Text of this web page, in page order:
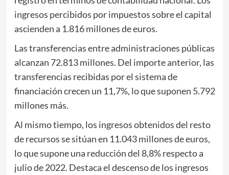
ingresos percibidos por impuestos sobre el capital
ascienden a 1.816 millones de euros.
Las transferencias entre administraciones públicas
alcanzan 72.813 millones. Del importe anterior, las
transferencias recibidas por el sistema de
financiación crecen un 11,7%, lo que suponen 5.792
millones más.
Al mismo tiempo, los ingresos obtenidos del resto
de recursos se sitúan en 11.043 millones de euros,
lo que supone una reducción del 8,8% respecto a
julio de 2022. Destaca el descenso de los ingresos